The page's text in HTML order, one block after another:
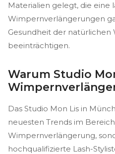
Materialien gelegt, die
Wimpernverlängerungen
Gesundheit der natürlichen
beeinträchtigen.
Warum Studio
Das Studio Mon Lis in
neuesten Trends im
Wimpernverlängerung,
hochqualifizierte Lash-